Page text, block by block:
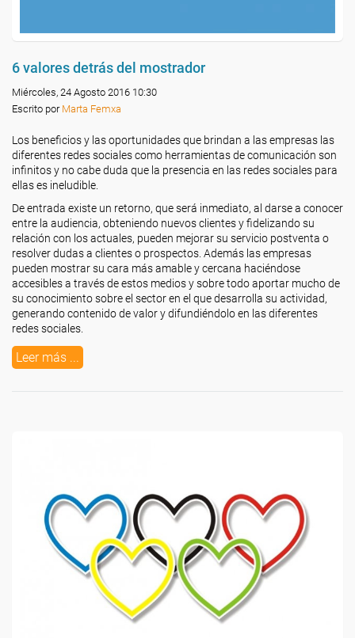
6 valores detrás del mostrador
Miércoles, 24 Agosto 2016 10:30
Escrito por Marta Femxa
Los beneficios y las oportunidades que brindan a las empresas las
diferentes redes sociales como herramientas de comunicación son
infinitos y no cabe duda que la presencia en las redes sociales para
ellas es ineludible.
De entrada existe un retorno, que será inmediato, al darse a conocer
entre la audiencia, obteniendo nuevos clientes y fidelizando su
relación con los actuales, pueden mejorar su servicio postventa o
resolver dudas a clientes o prospectos. Además las empresas
pueden mostrar su cara más amable y cercana haciéndose
accesibles a través de estos medios y sobre todo aportar mucho de
su conocimiento sobre el sector en el que desarrolla su actividad,
generando contenido de valor y difundiéndolo en las diferentes
redes sociales.
Leer más ...